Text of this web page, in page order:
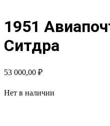
1951
Ситдра
53 000,00 ₽
Нет в наличии